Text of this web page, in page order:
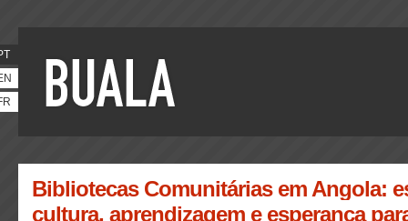
Bibliotecas Comunitárias em Angola:
cultura, aprendizagem e esperança